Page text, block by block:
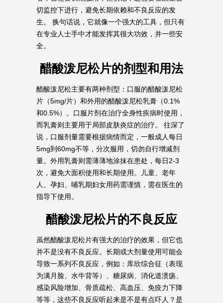
切监控下进行，避免长期依赖和不良反应的发
生。 换句话说，它就像一个强大的工具，但只有
在专业人士手中才能发挥其很大功效，并一些安
全。
醋酸泼尼松片的剂型和用法
醋酸泼尼松主要有两种剂型：口服的醋酸泼尼松
片（5mg/片）和外用的醋酸泼尼松乳膏（0.1%
和0.5%）。口服片剂在治疗全身性疾病时使用，
而乳膏则主要用于局部皮肤炎症的治疗。 往深了
说，口服剂量需要根据病情而定，一般成人每日
5mg到60mg不等，分次服用，切勿自行增减剂
量。外用乳膏则需薄薄地涂抹在患处，每日2-3
次，避免大面积使用和长期使用。儿童、老年
人、孕妇、哺乳期妇女用药需谨慎，需在医生的
指导下使用。
醋酸泼尼松片的不良反应
虽然醋酸泼尼松片有强大的治疗的效果，但它也
并不是没有不良反应。长期或大剂量使用可能会
导致一系列不良反应，例如：库欣综合征（表现
为满月脸、水牛背等）、糖尿病、消化道溃疡、
感染风险增加、骨质疏松、高血压、免疫力下降
等等，这些不良反应听起来是不是有点吓人？是